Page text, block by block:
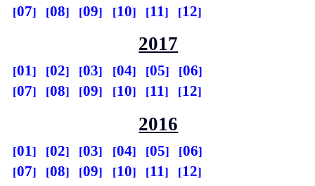
07
08 09 10 11 12
2017
01 02 03 04 05
06
07
08 09 10 11 12
2016
01 02 03 04 05
06
07
08 09 10 11 12